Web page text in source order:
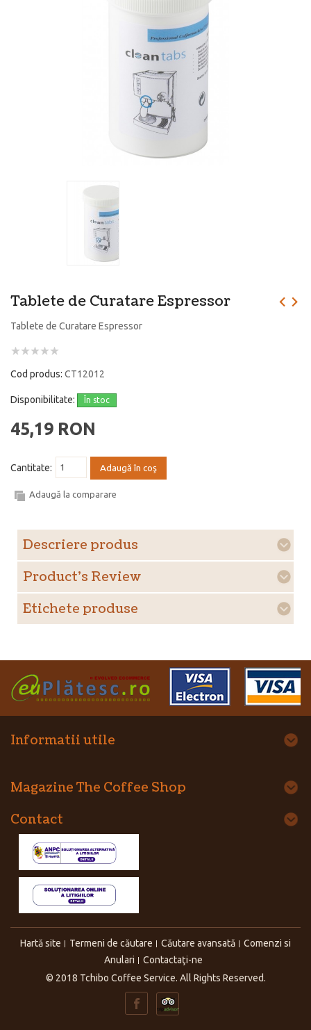
Tablete de Curatare Espressor
Tablete de Curatare Espressor
Cod produs: CT12012
Disponibilitate: În stoc
45,19 RON
Cantitate: Adaugă în coş
Adaugă la comparare
Descriere produs
Product's Review
Etichete produse
Informatii utile
Magazine The Coffee Shop
Contact
Hartă site Termeni de căutare Căutare avansată
Comenzi si
Anulari
Contactaţi-ne
© 2018 Tchibo Coffee Service. All Rights Reserved.